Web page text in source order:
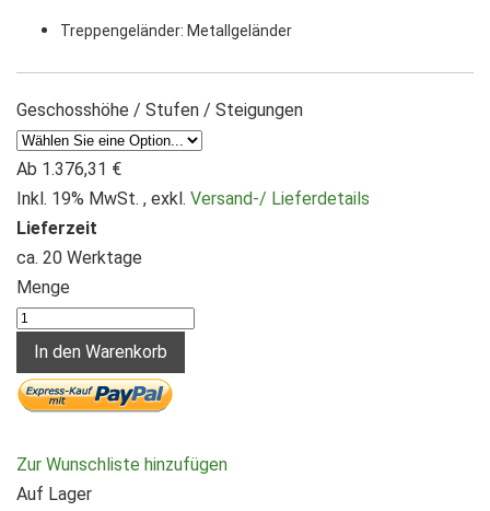
Treppengeländer: Metallgeländer
Geschosshöhe / Stufen / Steigungen
Ab 1.376,31 €
Inkl. 19% MwSt. , exkl. Versand-/ Lieferdetails
Lieferzeit
ca. 20 Werktage
Menge
In den Warenkorb
Zur Wunschliste hinzufügen
Auf Lager